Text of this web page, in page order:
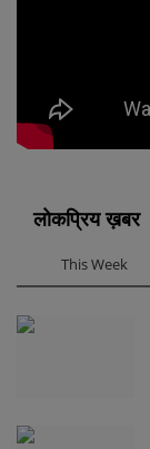
लोकप्रिय ख़बर
This Week